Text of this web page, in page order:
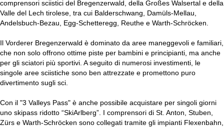
comprensori sciistici del Bregenzerwald, della Großes Walsertal e della
Valle del Lech tirolese, tra cui Balderschwang, Damüls-Mellau,
Andelsbuch-Bezau, Egg-Schetteregg, Reuthe e Warth-Schröcken.
Il Vorderer Bregenzerwald è dominato da aree maneggevoli e familiari,
che non solo offrono ottime piste per bambini e principianti, ma anche
per gli sciatori più sportivi. A seguito di numerosi investimenti, le
singole aree sciistiche sono ben attrezzate e promettono puro
divertimento sugli sci.
Con il "3 Valleys Pass" è anche possibile acquistare per singoli giorni
uno skipass ridotto “SkiArlberg”. I comprensori di St. Anton, Stuben,
Zürs e Warth-Schröcken sono collegati tramite gli impianti Flexenbahn,